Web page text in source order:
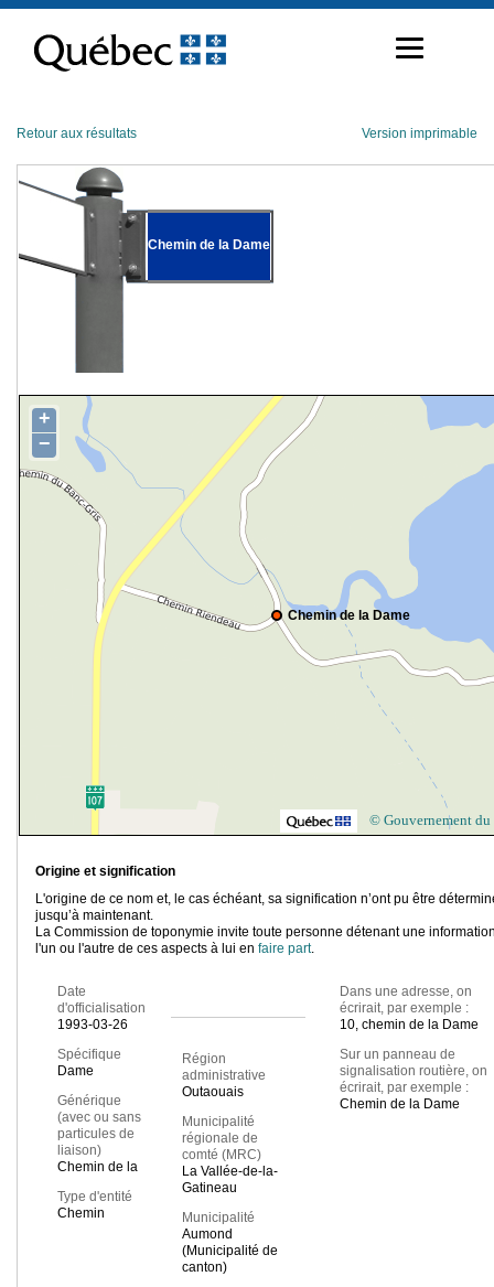
contenu
Retour aux résultats Version imprimable
Chemin de la Dame
Chemin de la Dame
+
−
© Gouvernement du
Origine et signification
L'origine de ce nom et, le cas échéant, sa signification n’ont pu être
jusqu’à maintenant.
La Commission de toponymie invite toute personne détenant une
l'un ou l'autre de ces aspects à lui en faire part.
Date
d'officialisation
1993-03-26
Spécifique
Dame
Générique
(avec ou sans
particules de
liaison)
Chemin de la
Type d'entité
Chemin
Région
administrative
Outaouais
Municipalité
régionale de
comté (MRC)
La Vallée-de-la-
Gatineau
Municipalité
Aumond
(Municipalité de
canton)
Dans une adresse, on
écrirait, par exemple :
10, chemin de la Dame
Sur un panneau de
signalisation routière, on
écrirait, par exemple :
Chemin de la Dame